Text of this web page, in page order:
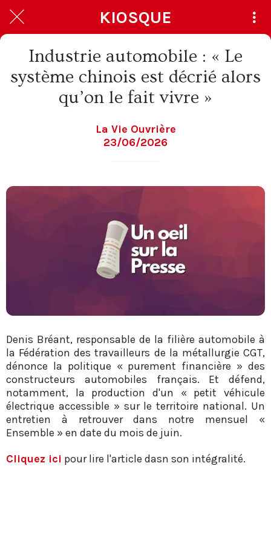
KIOSQUE
Industrie automobile : « Le
système chinois est décrié alors
qu’on le fait vivre »
La Vie Ouvrière
23/06/2026
Denis Bréant, responsable de la filière automobile à
la Fédération des travailleurs de la métallurgie CGT,
dénonce la politique « purement financière » des
constructeurs automobiles français. Et défend,
notamment, la production d'un « petit véhicule
électrique accessible » sur le territoire national. Un
entretien à retrouver dans notre mensuel «
Ensemble » en date du mois de juin.
Cliquez ici pour lire l'article dasn son intégralité.